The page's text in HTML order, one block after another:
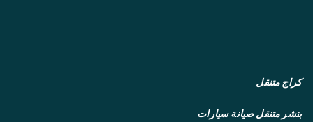
كراج متنقل
بنشر متنقلصيانة سيارات